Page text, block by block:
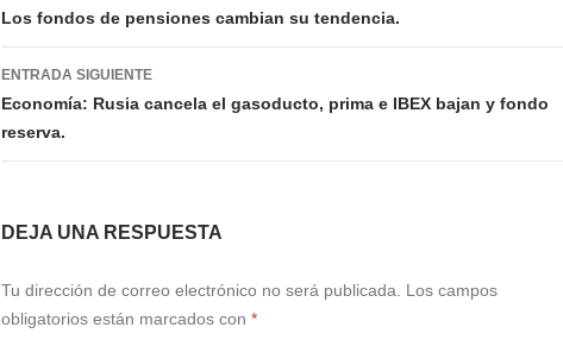
de
entradas
Los fondos de pensiones cambian su tendencia.
ENTRADA SIGUIENTE
Economía: Rusia cancela el gasoducto, prima e IBEX bajan y fondo
reserva.
DEJA UNA RESPUESTA
Tu dirección de correo electrónico no será publicada.
Los campos
obligatorios están marcados con *